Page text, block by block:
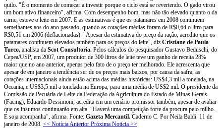
quilo. "É o momento de começar a investir porque o ciclo está se revertendo. O gado virou
um bom ativo financeiro", afirma. Com desempenho bom, mas não tão elevado quanto o da
carne, esteve o leite em 2007. E as estimativas é que os patamares em 2008 continuem
semelhantes aos do ano passado, quando as cotações médias foram de R$0,64 o litro para
R$0,51 em 2006 (deflacionadas). "Apesar da estimativa do preço da ração, acredito que os
patamares continuem elevados também para os preços do leite", diz Cristiane de Paula
Turco, analista da Scot Consultoria. Pelos cálculos do pesquisador Gustavo Beduschi, do
Cepea/USP, em 2007, um produtor de 300 litros de leite teve um ganho de receita 28%
maior que no ano anterior, apenas pelo fato de o preço ter melhorado. Ele acrescenta que
apesar de em janeiro a tendência ser de os preços mais baixos, por causa da safra, as
cotações internacionais ainda estão acima das médias históricas: US$4,3 mil a tonelada, na
Oceania, e US$3,5 mil a tonelada na Europa, para uma média de US$2 mil. O presidente da
Comissão de Pecuária de Leite da Federação da Agricultura do Estado de Minas Gerais
(Faemg), Eduardo Dessimoni, acredita em um cenário promissor também, apesar de avaliar
que os insumos continuarão em alta. "Haverá uma competição forte da procura pelo milho.
E soja acompanha", afirma. Fonte: Gazeta Mercantil. Caderno C. Por Neila Baldi. 11 de
janeiro de 2008. << Notícia Anterior Próxima Notícia >>